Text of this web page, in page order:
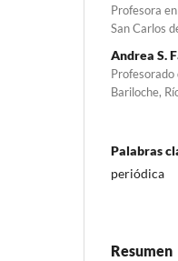
Profesora
San Carlos
Andrea S.
Profesorado
Bariloche,
Palabras
periódica
Resumen